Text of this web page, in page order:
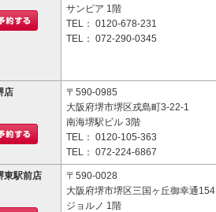
サンピア 1階
TEL： 0120-678-231
TEL： 072-290-0345
店
〒590-0985
大阪府堺市堺区戎島町3-22-1
南海堺駅ビル 3階
TEL： 0120-105-363
TEL： 072-224-6867
東駅前店
〒590-0028
大阪府堺市堺区三国ヶ丘御幸通154
ジョルノ 1階